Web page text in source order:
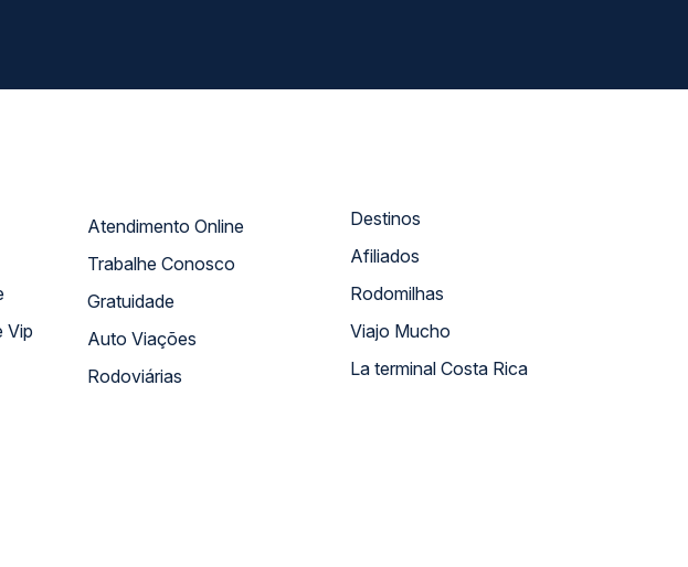
Vip
Atendimento Online
Trabalhe Conosco
Gratuidade
Auto Viações
Rodoviárias
Destinos
Afiliados
Rodomilhas
Viajo Mucho
La terminal Costa Rica